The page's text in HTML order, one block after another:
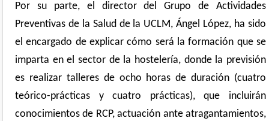
Por su parte, el director del Grupo de Actividades
Preventivas de la Salud de la UCLM, Ángel López, ha sido
el encargado de explicar cómo será la formación que se
imparta en el sector de la hostelería, donde la previsión
es realizar talleres de ocho horas de duración (cuatro
teórico-prácticas y cuatro prácticas), que incluirán
conocimientos de RCP, actuación ante atragantamientos,